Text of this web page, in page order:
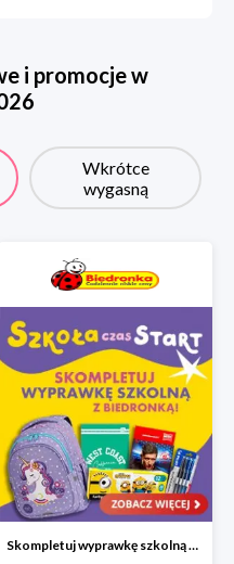
i promocje w
Wkrótce
wygasną
Skompletuj wyprawkę szkolną z Biedronką od 4,99 zł